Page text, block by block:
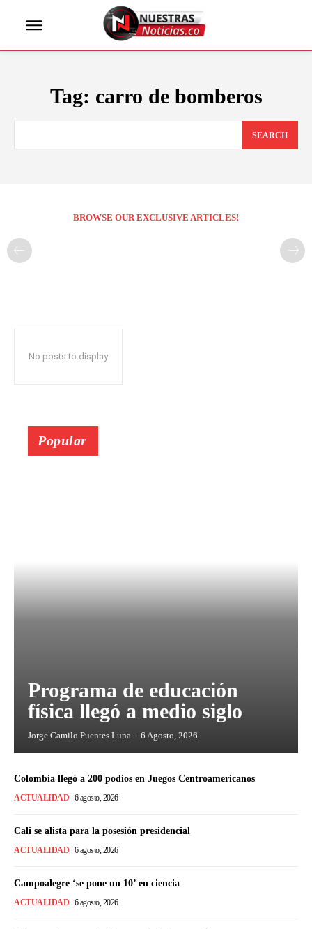
Tag: carro de bomberos
SEARCH
BROWSE OUR EXCLUSIVE ARTICLES!
No posts to display
Popular
Programa de educación
física llegó a medio siglo
Jorge Camilo Puentes Luna - 6 Agosto, 2026
Colombia llegó a 200 podios en Juegos Centroamericanos
ACTUALIDAD 6 agosto, 2026
Cali se alista para la posesión presidencial
ACTUALIDAD 6 agosto, 2026
Campoalegre ‘se pone un 10’ en ciencia
ACTUALIDAD 6 agosto, 2026